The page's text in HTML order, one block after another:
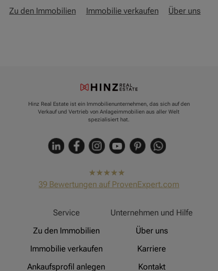
Zu den Immobilien Immobilie verkaufen Über uns
Hinz Real Estate ist ein Immobilienunternehmen, das sich auf den
Verkauf und Vertrieb von Anlageimmobilien aus aller Welt
spezialisiert hat.
hat4,91
von5
39 Bewertungen auf ProvenExpert.com
Service
Zu den Immobilien
Immobilie verkaufen
Ankaufsprofil anlegen
Unternehmen und Hilfe
Über uns
Karriere
Kontakt